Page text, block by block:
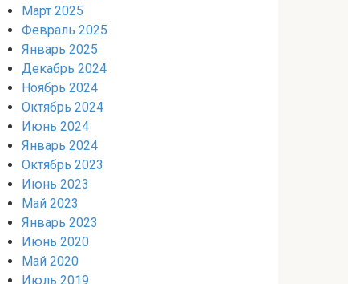
Март 2025
Февраль 2025
Январь 2025
Декабрь 2024
Ноябрь 2024
Октябрь 2024
Июнь 2024
Январь 2024
Октябрь 2023
Июнь 2023
Май 2023
Январь 2023
Июнь 2020
Май 2020
Июль 2019